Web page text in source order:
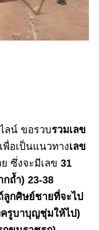
ลน์ ขอรวบรวมเลข
เพื่อเป็นแนวทางเลข
ซึ่งจะมีเลข 31
กถ้ำ) 23-38
กศิษย์ชายที่จะไป
ครูบาบุญชุ่มให้ไป)